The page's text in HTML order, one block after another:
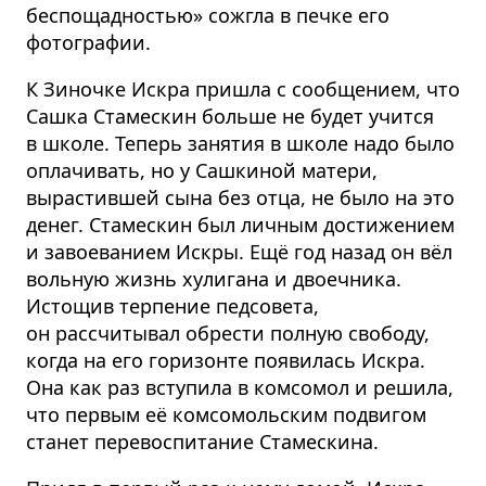
беспощадностью» сожгла в печке его
фотографии.
К Зиночке Искра пришла с сообщением, что
Сашка Стамескин больше не будет учится
в школе. Теперь занятия в школе надо было
оплачивать, но у Сашкиной матери,
вырастившей сына без отца, не было на это
денег. Стамескин был личным достижением
и завоеванием Искры. Ещё год назад он вёл
вольную жизнь хулигана и двоечника.
Истощив терпение педсовета,
он рассчитывал обрести полную свободу,
когда на его горизонте появилась Искра.
Она как раз вступила в комсомол и решила,
что первым её комсомольским подвигом
станет перевос­питание Стамескина.